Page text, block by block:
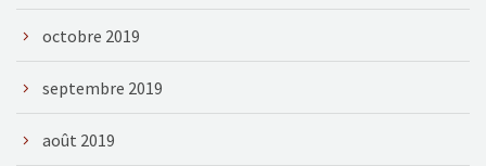
octobre 2019
septembre 2019
août 2019